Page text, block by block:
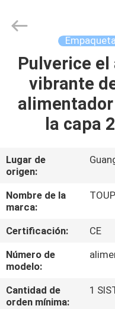
HOGAR
PRODUCTOS
NOSOTROS
VISITA
A
LA
FÁBRICA
CONTROL
Reserved.Pulverice el
vibrante
la capa
Lugar de
origen:
Nombre de la
marca:
Certificación:
CE
Número de
modelo:
Cantidad de
orden mínima:
1